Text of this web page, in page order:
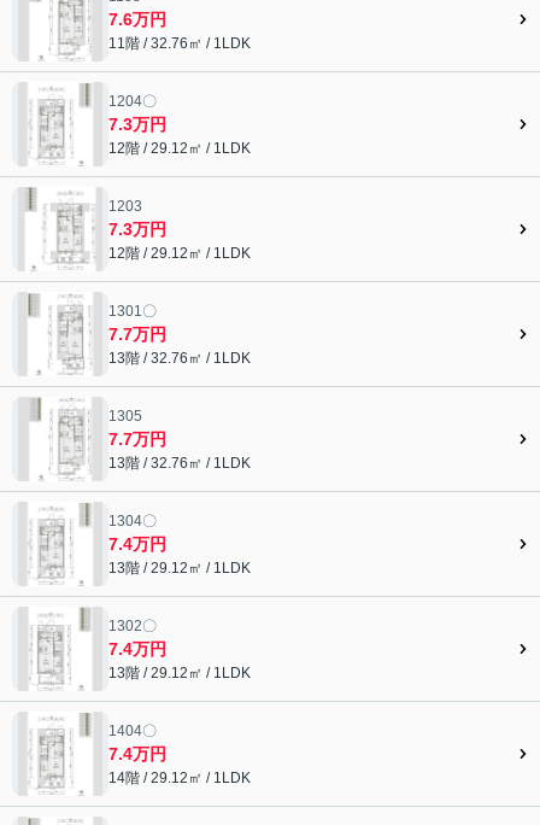
7.6万円
11階 / 32.76㎡ / 1LDK
1204〇
7.3万円
12階 / 29.12㎡ / 1LDK
1203
7.3万円
12階 / 29.12㎡ / 1LDK
1301〇
7.7万円
13階 / 32.76㎡ / 1LDK
1305
7.7万円
13階 / 32.76㎡ / 1LDK
1304〇
7.4万円
13階 / 29.12㎡ / 1LDK
1302〇
7.4万円
13階 / 29.12㎡ / 1LDK
1404〇
7.4万円
14階 / 29.12㎡ / 1LDK